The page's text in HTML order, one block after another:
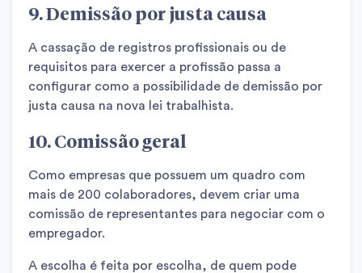
9. Demissão por justa causa
A cassação de registros profissionais ou de
requisitos para exercer a profissão passa a
configurar como a possibilidade de demissão por
justa causa na nova lei trabalhista.
10. Comissão geral
Como empresas que possuem um quadro com
mais de 200 colaboradores, devem criar uma
comissão de representantes para negociar com o
empregador.
A escolha é feita por escolha, de quem pode